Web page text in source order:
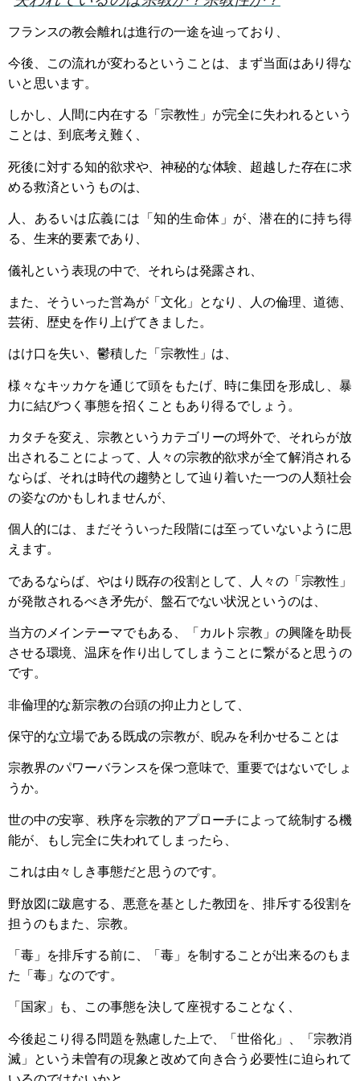
フランスの教会離れは進行の一途を辿っており、
今後、この流れが変わるということは、まず当面はあり得な
いと思います。
しかし、人間に内在する「宗教性」が完全に失われるという
ことは、到底考え難く、
死後に対する知的欲求や、神秘的な体験、超越した存在に求
める救済というものは、
人、あるいは広義には「知的生命体」が、潜在的に持ち得
る、生来的要素であり、
儀礼という表現の中で、それらは発露され、
また、そういった営為が「文化」となり、人の倫理、道徳、
芸術、歴史を作り上げてきました。
はけ口を失い、鬱積した「宗教性」は、
様々なキッカケを通じて頭をもたげ、時に集団を形成し、暴
力に結びつく事態を招くこともあり得るでしょう。
カタチを変え、宗教というカテゴリーの埒外で、それらが放
出されることによって、人々の宗教的欲求が全て解消される
ならば、それは時代の趨勢として辿り着いた一つの人類社会
の姿なのかもしれませんが、
個人的には、まだそういった段階には至っていないように思
えます。
であるならば、やはり既存の役割として、人々の「宗教性」
が発散されるべき矛先が、盤石でない状況というのは、
当方のメインテーマでもある、「カルト宗教」の興隆を助長
させる環境、温床を作り出してしまうことに繋がると思うの
です。
非倫理的な新宗教の台頭の抑止力として、
保守的な立場である既成の宗教が、睨みを利かせることは
宗教界のパワーバランスを保つ意味で、重要ではないでしょ
うか。
世の中の安寧、秩序を宗教的アプローチによって統制する機
能が、もし完全に失われてしまったら、
これは由々しき事態だと思うのです。
野放図に跋扈する、悪意を基とした教団を、排斥する役割を
担うのもまた、宗教。
「毒」を排斥する前に、「毒」を制することが出来るのもま
た「毒」なのです。
「国家」も、この事態を決して座視することなく、
今後起こり得る問題を熟慮した上で、「世俗化」、「宗教消
滅」という未曽有の現象と改めて向き合う必要性に迫られて